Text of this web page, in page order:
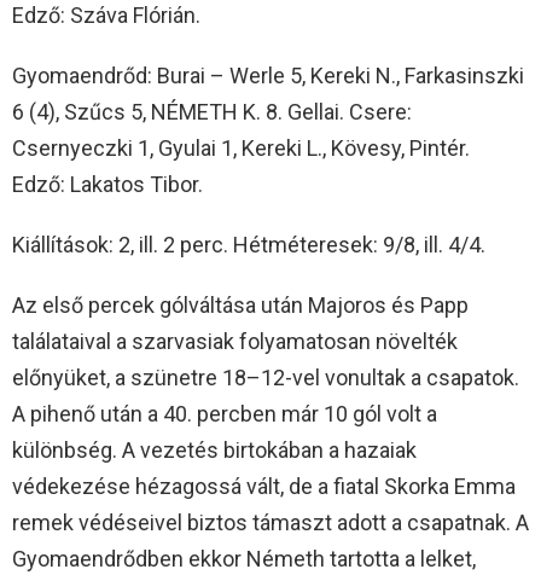
Edző: Száva Flórián.
Gyomaendrőd: Burai – Werle 5, Kereki N., Farkasinszki
6 (4), Szűcs 5, NÉMETH K. 8. Gellai. Csere:
Csernyeczki 1, Gyulai 1, Kereki L., Kövesy, Pintér.
Edző: Lakatos Tibor.
Kiállítások: 2, ill. 2 perc. Hétméteresek: 9/8, ill. 4/4.
Az első percek gólváltása után Majoros és Papp
találataival a szarvasiak folyamatosan növelték
előnyüket, a szünetre 18–12-vel vonultak a csapatok.
A pihenő után a 40. percben már 10 gól volt a
különbség. A vezetés birtokában a hazaiak
védekezése hézagossá vált, de a fiatal Skorka Emma
remek védéseivel biztos támaszt adott a csapatnak. A
Gyomaendrődben ekkor Németh tartotta a lelket,